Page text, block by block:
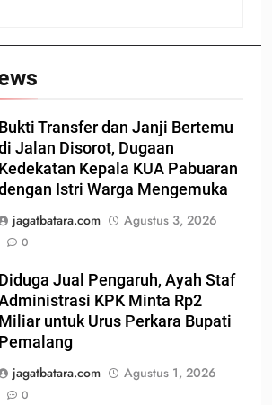
Bukti Transfer dan Janji Bertemu
Jalan Disorot, Dugaan
Kedekatan Kepala KUA Pabuaran
Istri Warga Mengemuka
jagatbatara.com
Agustus 3, 2026
0
Diduga Jual Pengaruh, Ayah Staf
KPK Minta Rp2
Miliar untuk Urus Perkara Bupati
Pemalang
jagatbatara.com
Agustus 1, 2026
0